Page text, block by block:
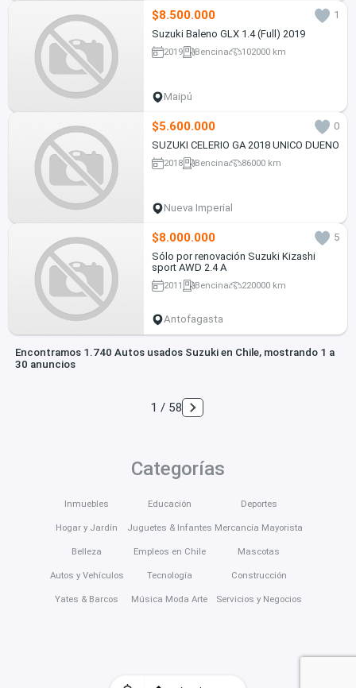
$8.500.000
1
Suzuki Baleno GLX 1.4 (Full) 2019
2019 Bencina 102000 km
Maipú
$5.600.000
0
SUZUKI CELERIO GA 2018 UNICO DUENO
2018 Bencina 86000 km
Nueva Imperial
$8.000.000
5
Sólo por renovación Suzuki Kizashi
sport AWD 2.4 A
2011 Bencina 220000 km
Antofagasta
Encontramos 1.740 Autos usados Suzuki en Chile, mostrando 1 a
30 anuncios
1 / 58
Categorías
Inmuebles
Hogar y Jardín
Belleza
Autos y Vehículos
Yates & Barcos
Educación
Juguetes & Infantes
Empleos en Chile
Tecnología
Música Moda Arte
Deportes
Mercancía Mayorista
Mascotas
Construcción
Servicios y Negocios